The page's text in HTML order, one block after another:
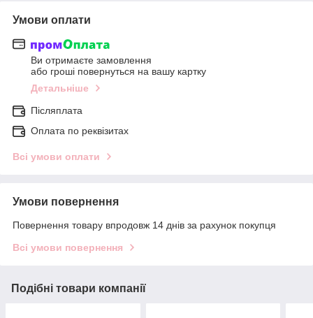
Умови оплати
Ви отримаєте замовлення
або гроші повернуться на вашу картку
Детальніше
Післяплата
Оплата по реквізитах
Всі умови оплати
Умови повернення
Повернення товару впродовж 14 днів за рахунок покупця
Всі умови повернення
Подібні товари компанії